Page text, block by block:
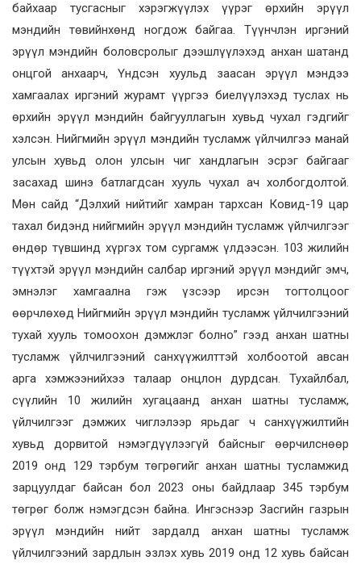
байхаар тусгасныг хэрэгжүүлэх үүрэг өрхийн эрүүл
мэндийн төвийнхөнд ногдож байгаа. Түүнчлэн иргэний
эрүүл мэндийн боловсролыг дээшлүүлэхэд анхан шатанд
онцгой анхаарч, Үндсэн хуульд заасан эрүүл мэндээ
хамгаалах иргэний журамт үүргээ биелүүлэхэд туслах нь
өрхийн эрүүл мэндийн байгууллагын хувьд чухал гэдгийг
хэлсэн. Нийгмийн эрүүл мэндийн тусламж үйлчилгээ манай
улсын хувьд олон улсын чиг хандлагын эсрэг байгааг
засахад шинэ батлагдсан хууль чухал ач холбогдолтой.
Мөн сайд “Дэлхий нийтийг хамран тархсан Ковид-19 цар
тахал бидэнд нийгмийн эрүүл мэндийн тусламж үйлчилгээг
өндөр түвшинд хүргэх том сургамж үлдээсэн. 103 жилийн
түүхтэй эрүүл мэндийн салбар иргэний эрүүл мэндийг эмч,
эмнэлэг хамгаална гэж үзсээр ирсэн тогтолцоог
өөрчлөхөд Нийгмийн эрүүл мэндийн тусламж үйлчилгээний
тухай хууль томоохон дэмжлэг болно” гээд анхан шатны
тусламж үйлчилгээний санхүүжилттэй холбоотой авсан
арга хэмжээнийхээ талаар онцлон дурдсан. Тухайлбал,
сүүлийн 10 жилийн хугацаанд анхан шатны тусламж,
үйлчилгээг дэмжих чиглэлээр ярьдаг ч санхүүжилтийн
хувьд дорвитой нэмэгдүүлээгүй байсныг өөрчилснөөр
2019 онд 129 тэрбум төгрөгийг анхан шатны тусламжид
зарцуулдаг байсан бол 2023 оны байдлаар 345 тэрбум
төгрөг болж нэмэгдсэн байна. Ингэснээр Засгийн газрын
эрүүл мэндийн нийт зардалд анхан шатны тусламж
үйлчилгээний зардлын эзлэх хувь 2019 онд 12 хувь байсан